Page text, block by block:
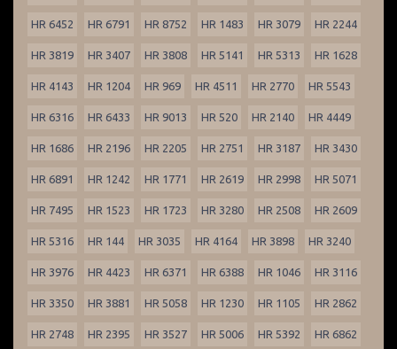
HR 6452 HR 6791 HR 8752 HR 1483 HR 3079 HR 2244
HR 3819 HR 3407 HR 3808 HR 5141 HR 5313 HR 1628
HR 4143 HR 1204 HR 969 HR 4511 HR 2770 HR 5543
HR 6316 HR 6433 HR 9013 HR 520 HR 2140 HR 4449
HR 1686 HR 2196 HR 2205 HR 2751 HR 3187 HR 3430
HR 6891 HR 1242 HR 1771 HR 2619 HR 2998 HR 5071
HR 7495 HR 1523 HR 1723 HR 3280 HR 2508 HR 2609
HR 5316 HR 144 HR 3035 HR 4164 HR 3898 HR 3240
HR 3976 HR 4423 HR 6371 HR 6388 HR 1046 HR 3116
HR 3350 HR 3881 HR 5058 HR 1230 HR 1105 HR 2862
HR 2748 HR 2395 HR 3527 HR 5006 HR 5392 HR 6862